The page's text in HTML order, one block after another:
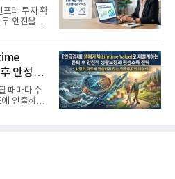
다
프라 투자 확
엔진을 달
안정적
때마다 수
인출하거